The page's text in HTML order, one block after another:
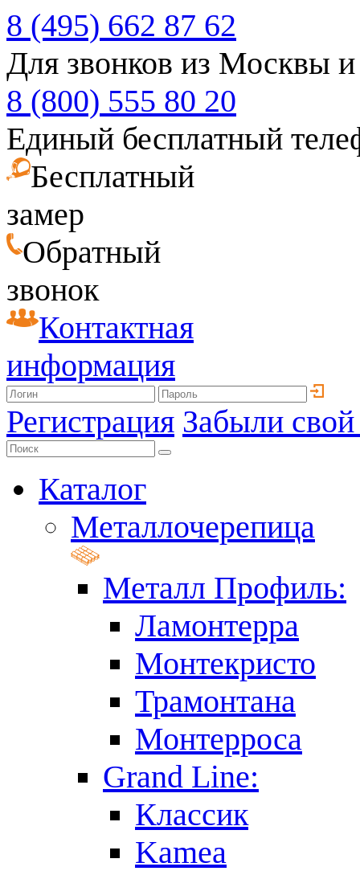
8 (495) 662 87 62
Для звонков из Москвы
8 (800) 555 80 20
Единый бесплатный
Бесплатный
замер
Обратный
звонок
Контактная
информация
Регистрация Забыли
Каталог
Металлочерепица
Металл Профиль:
Ламонтерра
Монтекристо
Трамонтана
Монтерроса
Grand Line:
Классик
Kamea